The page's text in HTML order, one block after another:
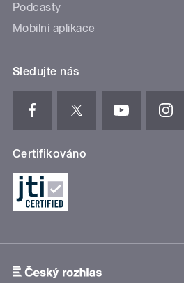
Podcasty
Mobilní aplikace
Sledujte nás
Certifikováno